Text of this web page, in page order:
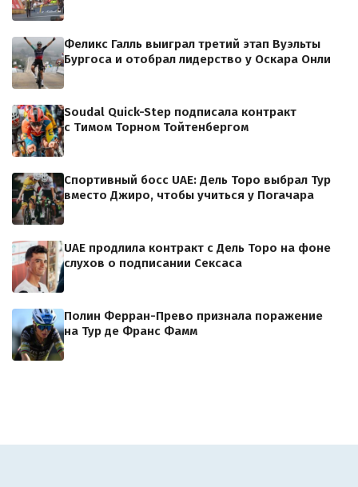
Феликс Галль выиграл третий этап Вуэльты
Бургоса и отобрал лидерство у Оскара Онли
Soudal Quick-Step подписала контракт
с Тимом Торном Тойтенбергом
Спортивный босс UAE: Дель Торо выбрал Тур
вместо Джиро, чтобы учиться у Погачара
UAE продлила контракт с Дель Торо на фоне
слухов о подписании Сексаса
Полин Ферран-Прево признала поражение
на Тур де Франс Фамм